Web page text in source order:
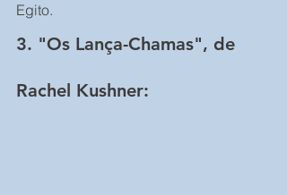
Egito.
3. "Os Lança-Chamas", de
Rachel Kushner: